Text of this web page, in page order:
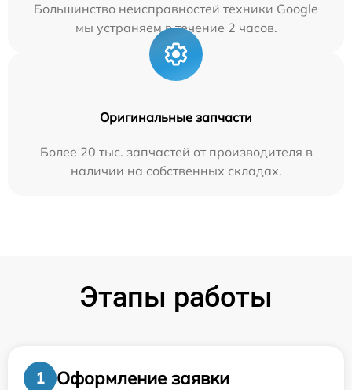
Большинство неисправностей техники Google
мы устраняем в течение 2 часов.
Оригинальные запчасти
Более 20 тыс. запчастей от производителя в
наличии на собственных складах.
Этапы работы
1
Оформление заявки